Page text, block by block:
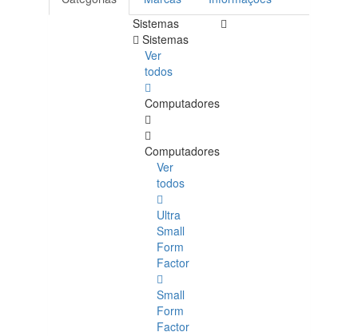
Sistemas
Sistemas
Ver
todos
Computadores
Computadores
Ver
todos
Ultra
Small
Form
Factor
Small
Form
Factor